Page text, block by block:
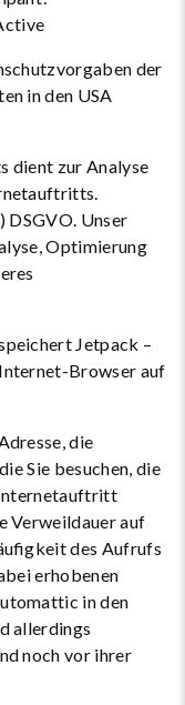
der
in den USA
dient zur Analyse
DSGVO. Unser
Optimierung
Jetpack –
Browser auf
die
Sie besuchen, die
Internetauftritt
Verweildauer auf
des Aufrufs
erhobenen
in den
allerdings
noch vor ihrer